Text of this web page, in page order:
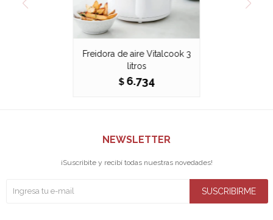
Freidora de aire Vitalcook 3
litros
$ 6.734
NEWSLETTER
¡Suscribite y recibí todas nuestras novedades!
SUSCRIBIRME